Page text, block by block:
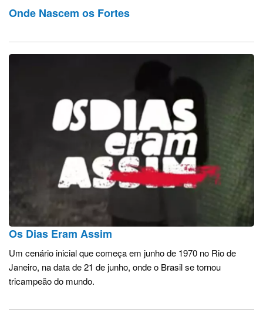
Onde Nascem os Fortes
Os Dias Eram Assim
Um cenário inicial que começa em junho de 1970 no Rio de
Janeiro, na data de 21 de junho, onde o Brasil se tornou
tricampeão do mundo.